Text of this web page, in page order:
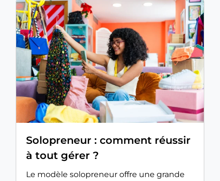
Solopreneur : comment réussir
à tout gérer ?
Le modèle solopreneur offre une grande